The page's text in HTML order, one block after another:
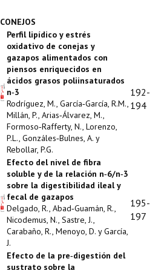
CONEJOS
Perfil lipídico y estrés
oxidativo de conejas y
gazapos alimentados con
piensos enriquecidos en
ácidos grasos poliinsaturados
n‑3
Rodríguez, M., García‑García, R.M.,
Millán, P., Arias‑Álvarez, M.,
Formoso‑Rafferty, N., Lorenzo,
P.L., Gonzáles‑Bulnes, A. y
Rebollar, P.G.
192-
194
Efecto del nivel de fibra
soluble y de la relación n‑6/n‑3
sobre la digestibilidad ileal y
fecal de gazapos
Delgado, R., Abad‑Guamán, R.,
Nicodemus, N., Sastre, J.,
Carabaño, R., Menoyo, D. y García,
J.
195-
197
Efecto de la pre‑digestión del
sustrato sobre la